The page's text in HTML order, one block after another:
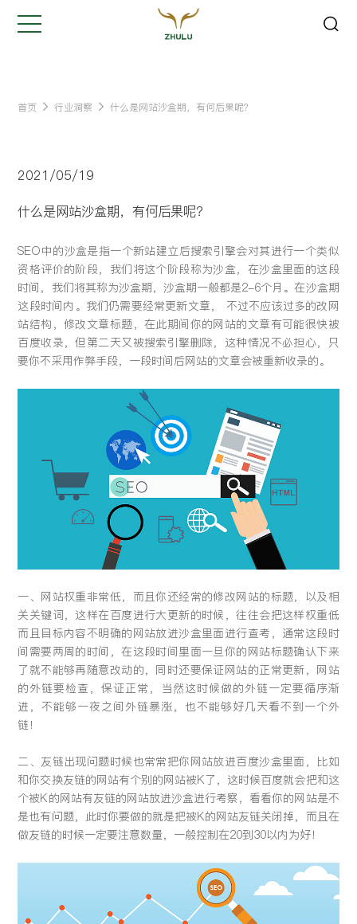
首页 行业洞察 什么是网站沙盒期，有何后果呢？
2021/05/19
什么是网站沙盒期，有何后果呢？
SEO中的沙盒是指一个新站建立后搜索引擎会对其进行一个类似
资格评价的阶段，我们将这个阶段称为沙盒，在沙盒里面的这段
时间，我们将其称为沙盒期，沙盒期一般都是2-6个月。在沙盒期
这段时间内。我们仍需要经常更新文章， 不过不应该过多的改网
站结构，修改文章标题，在此期间你的网站的文章有可能很快被
百度收录，但第二天又被搜索引擎删除，这种情况不必担心，只
要你不采用作弊手段，一段时间后网站的文章会被重新收录的。
一、网站权重非常低，而且你还经常的修改网站的标题，以及相
关关键词，这样在百度进行大更新的时候，往往会把这样权重低
而且目标内容不明确的网站放进沙盒里面进行查考，通常这段时
间需要两周的时间，在这段时间里面一旦你的网站标题确认下来
了就不能够再随意改动的，同时还要保证网站的正常更新，网站
的外链要检查，保证正常，当然这时候做的外链一定要循序渐
进，不能够一夜之间外链暴涨，也不能够好几天看不到一个外
链！
二、友链出现问题时候也常常把你网站放进百度沙盒里面，比如
和你交换友链的网站有个别的网站被K了，这时候百度就会把和这
个被K的网站有友链的网站放进沙盒进行考察，看看你的网站是不
是也有问题，此时你要做的就是把被K的网站友链关闭掉，而且在
做友链的时候一定要注意数量，一般控制在20到30以内为好！
是我们最重要的工作之一...
公司名称:*
联系方式: *
您的需求: